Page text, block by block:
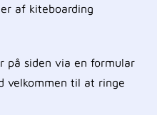
af kiteboarding
på siden via en formular
velkommen til at ringe